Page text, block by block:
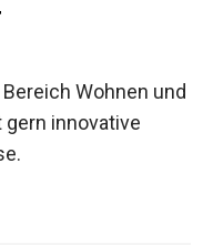
Wohnen und
innovative